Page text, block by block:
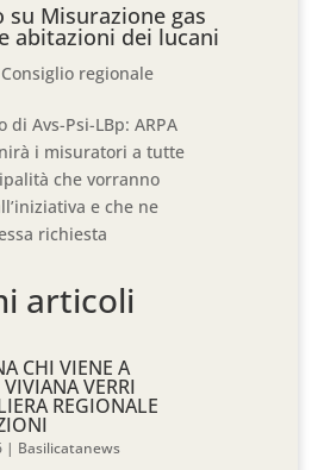
su Misurazione gas
abitazioni dei lucani
Consiglio regionale
di Avs-Psi-LBp: ARPA
i misuratori a tutte
che vorranno
e che ne
richiesta
articoli
CHI VIENE A
VERRI
REGIONALE
| Basilicatanews